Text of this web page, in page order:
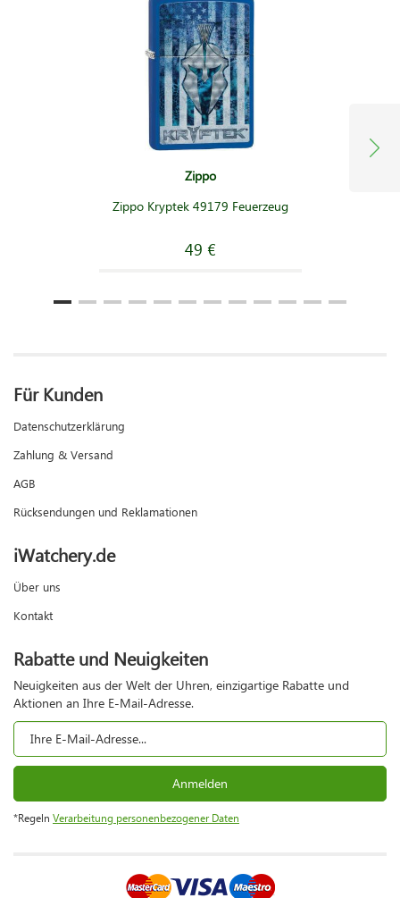
Zippo
Zippo Kryptek 49179 Feuerzeug
49 €
Für Kunden
Datenschutzerklärung
Zahlung & Versand
AGB
Rücksendungen und Reklamationen
iWatchery.de
Über uns
Kontakt
Rabatte und Neuigkeiten
Neuigkeiten aus der Welt der Uhren, einzigartige Rabatte und
Aktionen an Ihre E-Mail-Adresse.
Anmelden
*Regeln Verarbeitung personenbezogener Daten